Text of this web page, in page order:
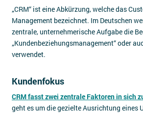
„CRM“ ist eine Abkürzung, welche das
Management bezeichnet. Im Deutschen
zentrale, unternehmerische Aufgabe die
„Kundenbeziehungsmanagement“ oder
verwendet.
Kundenfokus
CRM fasst zwei zentrale Faktoren in sich
geht es um die gezielte Ausrichtung eines